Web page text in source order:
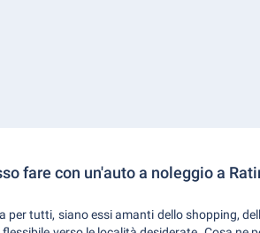
fare con un'auto a noleggio a
per tutti, siano essi amanti dello shopping,